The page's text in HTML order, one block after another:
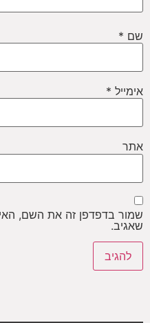
שם *
אימייל *
אתר
שמור בדפדפן זה את השם,
שאגיב.